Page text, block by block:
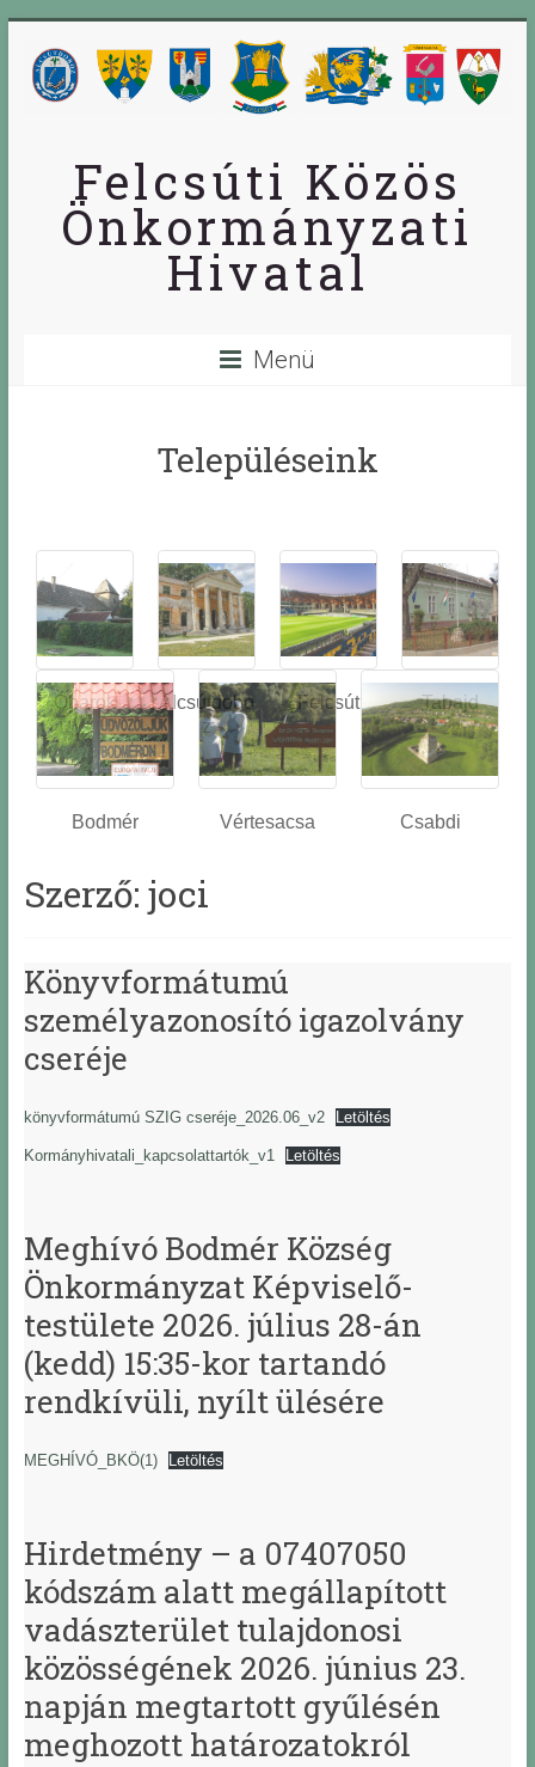
Felcsúti Közös
Önkormányzati
Hivatal
Menü
Településeink
Óbarok
Alcsútdobo
z
Felcsút Tabajd
Bodmér Vértesacsa Csabdi
Szerző: joci
Könyvformátumú
személyazonosító igazolvány
cseréje
könyvformátumú SZIG cseréje_2026.06_v2 Letöltés
Kormányhivatali_kapcsolattartók_v1 Letöltés
Meghívó Bodmér Község
Önkormányzat Képviselő-
testülete 2026. július 28-án
(kedd) 15:35-kor tartandó
rendkívüli, nyílt ülésére
MEGHÍVÓ_BKÖ(1) Letöltés
Hirdetmény – a 07407050
kódszám alatt megállapított
vadászterület tulajdonosi
közösségének 2026. június 23.
napján megtartott gyűlésén
meghozott határozatokról